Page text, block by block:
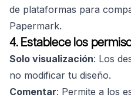
de plataformas para
Papermark.
4. Establece los
Solo visualización: Los
no modificar tu diseño.
Comentar: Permite a los